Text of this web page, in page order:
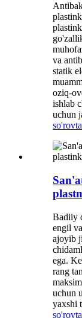
va
statik
oziq-
ishlab
uchun
so'rov
Badiiy
engil
ajoyib
ega.
rang
uchun
yaxshi
so'rov